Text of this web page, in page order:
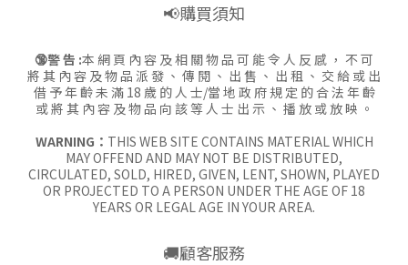
📢購買須知
🔞警 告 :本 網 頁 內 容 及 相 關 物 品 可 能 令 人 反 感 ， 不 可
將 其 內 容 及 物 品 派 發 、 傳 閱 、 出 售 、 出 租 、 交 給 或 出
借 予 年 齡 未 滿 18 歲 的 人 士/當 地 政 府 規 定 的 合 法 年 齡
或 將 其 內 容 及 物 品 向 該 等 人 士 出 示 、 播 放 或 放 映 。
WARNING： THIS WEB SITE CONTAINS MATERIAL WHICH
MAY OFFEND AND MAY NOT BE DISTRIBUTED,
CIRCULATED, SOLD, HIRED, GIVEN, LENT, SHOWN, PLAYED
OR PROJECTED TO A PERSON UNDER THE AGE OF 18
YEARS OR LEGAL AGE IN YOUR AREA.
🚚顧客服務